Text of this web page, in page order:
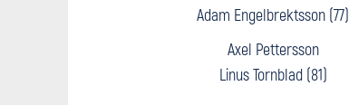
Adam Engelbrektsson (77)
Axel Pettersson
Linus Tornblad (81)